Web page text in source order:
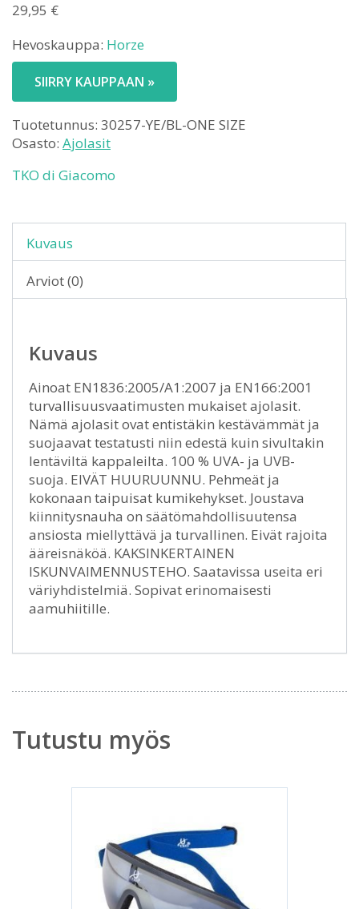
29,95 €
Hevoskauppa: Horze
SIIRRY KAUPPAAN »
Tuotetunnus: 30257-YE/BL-ONE SIZE
Osasto: Ajolasit
TKO di Giacomo
Kuvaus
Arviot (0)
Kuvaus
Ainoat EN1836:2005/A1:2007 ja EN166:2001
turvallisuusvaatimusten mukaiset ajolasit.
Nämä ajolasit ovat entistäkin kestävämmät ja
suojaavat testatusti niin edestä kuin sivultakin
lentäviltä kappaleilta. 100 % UVA- ja UVB-
suoja. EIVÄT HUURUUNNU. Pehmeät ja
kokonaan taipuisat kumikehykset. Joustava
kiinnitysnauha on säätömahdollisuutensa
ansiosta miellyttävä ja turvallinen. Eivät rajoita
ääreisnäköä. KAKSINKERTAINEN
ISKUNVAIMENNUSTEHO. Saatavissa useita eri
väriyhdistelmiä. Sopivat erinomaisesti
aamuhiitille.
Tutustu myös